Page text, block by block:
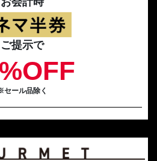
ご提示で
セール品除く